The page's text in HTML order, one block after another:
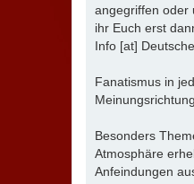
angegriffen oder
ihr Euch erst
Info [at]
Fanatismus in
Besonders
Atmosphäre
Anfeindungen